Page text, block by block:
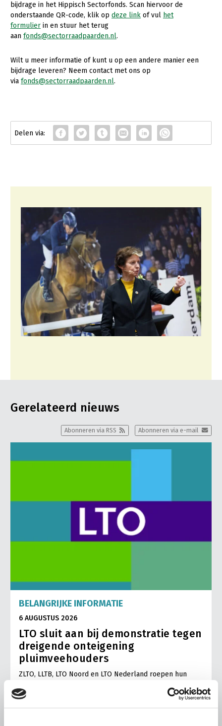
Vakgroepbestuurders
Pers
Contact
bijdrage in het Hippisch Sectorfonds. Scan hiervoor de
onderstaande QR-code, klik op deze link of vul het
formulier in en stuur het terug
aan fonds@sectorraadpaarden.nl.
Wilt u meer informatie of kunt u op een andere manier een
bijdrage leveren? Neem contact met ons op
via fonds@sectorraadpaarden.nl.
Gerelateerd nieuws
Abonneren via e-mail
Abonneren via RSS
BELANGRIJKE INFORMATIE
6 AUGUSTUS 2026
LTO sluit aan bij demonstratie tegen
dreigende onteigening
pluimveehouders
ZLTO, LLTB, LTO Noord en LTO Nederland roepen hun
het voorplein van het provinciehuis in Den Bosch te